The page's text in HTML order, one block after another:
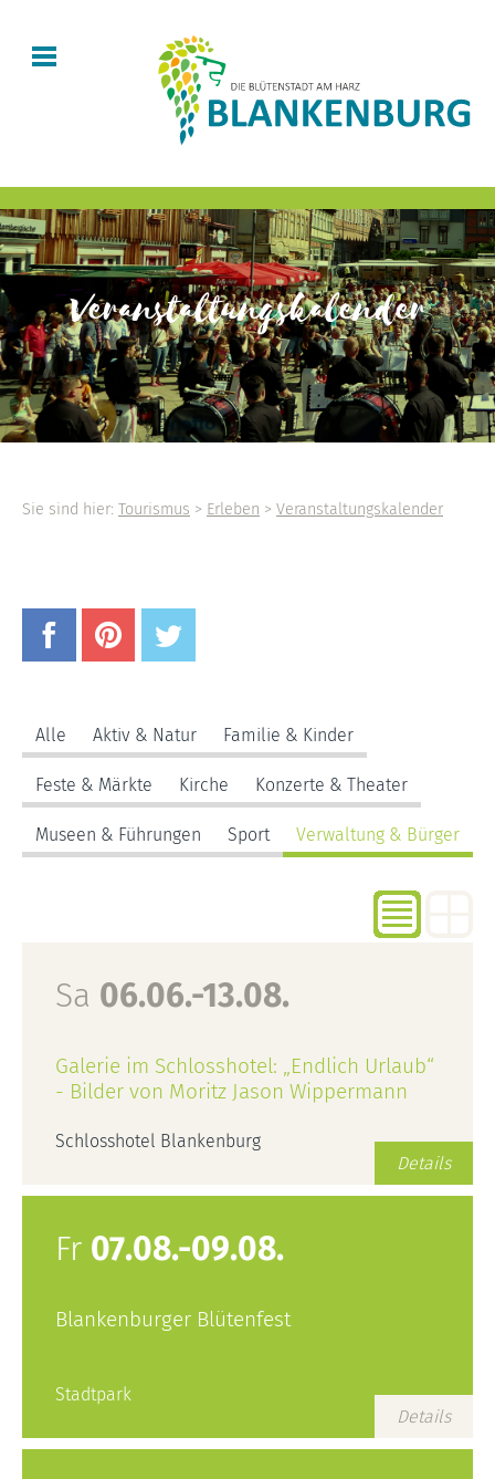
Veranstaltungskalender
Sie sind hier: Tourismus > Erleben > Veranstaltungskalender
Alle Aktiv & Natur Familie & Kinder
Feste & Märkte Kirche Konzerte & Theater
Museen & Führungen Sport Verwaltung & Bürger
Sa 06.06.-13.08.
Galerie im Schlosshotel: „Endlich Urlaub“
- Bilder von Moritz Jason Wippermann
Schlosshotel Blankenburg
Details
Fr 07.08.-09.08.
Blankenburger Blütenfest
Stadtpark
Details